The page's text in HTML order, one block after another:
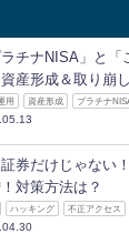
ラチナNISA」と
産形成＆取り崩
用 資産形成 プラチナ
券だけじゃない
対策方法は？
ハッキング 不正アクセス